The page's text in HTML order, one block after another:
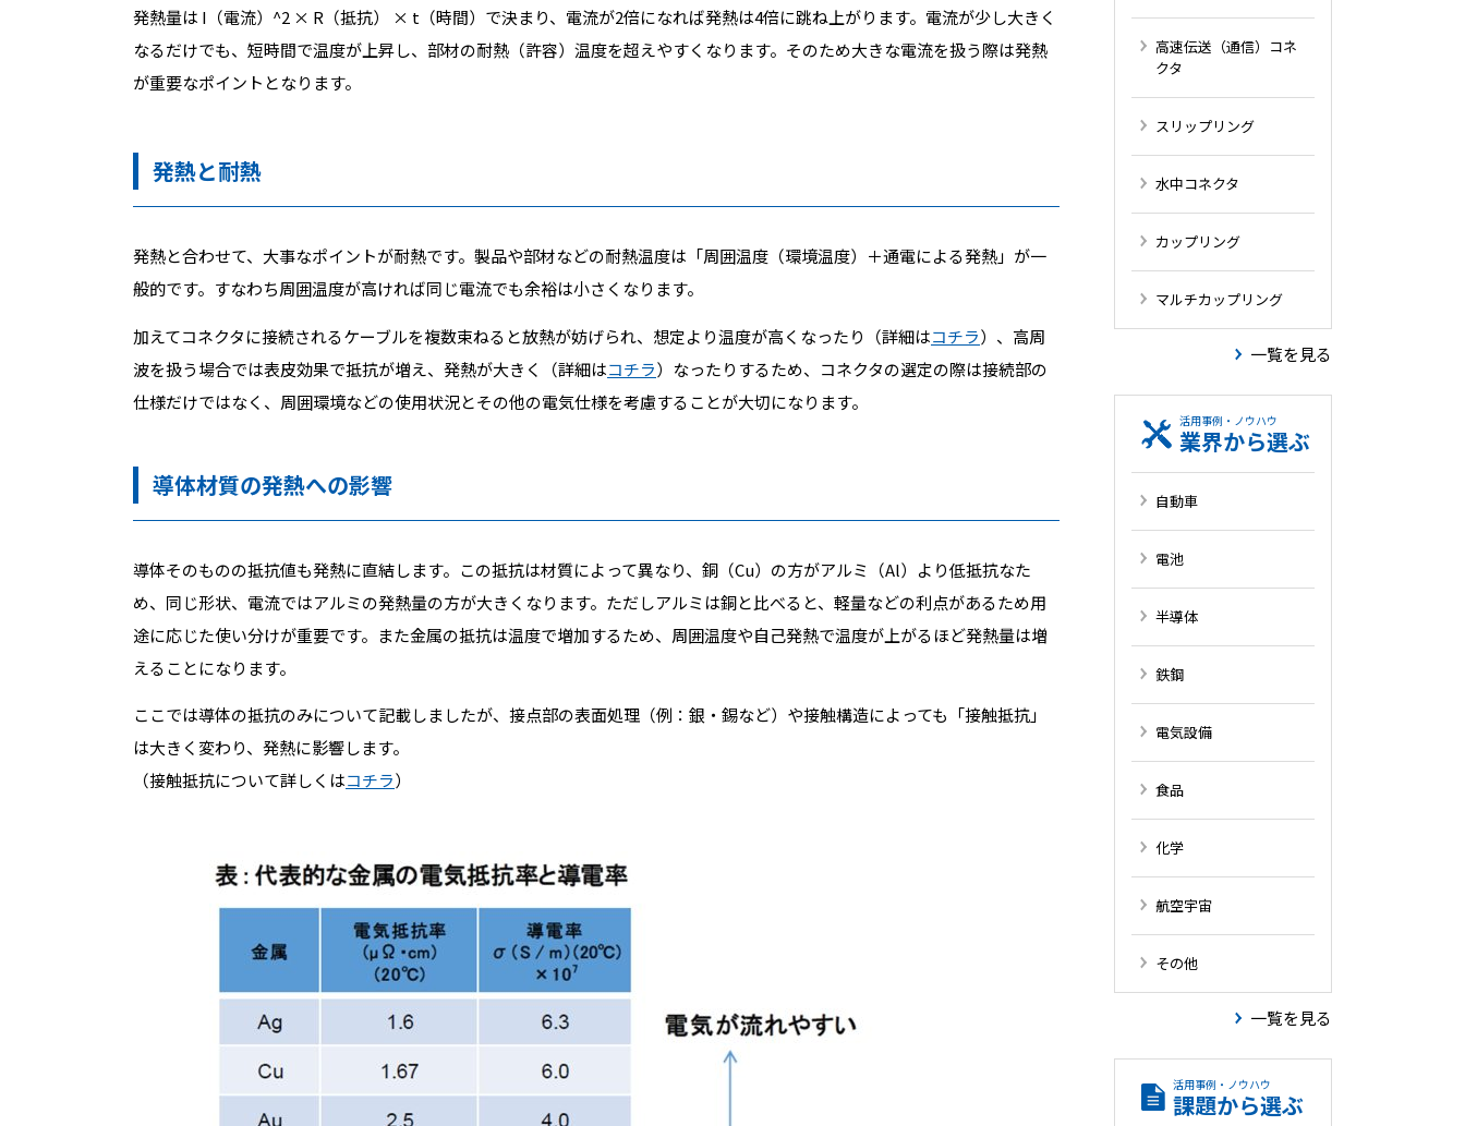
発熱量は I（電流）^2 × R（抵抗） × t（時間）で決まり、電流が2倍になれば発熱は4倍に跳ね上がります。電流が少し大きく
なるだけでも、短時間で温度が上昇し、部材の耐熱（許容）温度を超えやすくなります。そのため大きな電流を扱う際は発熱
が重要なポイントとなります。
発熱と耐熱
発熱と合わせて、大事なポイントが耐熱です。製品や部材などの耐熱温度は「周囲温度（環境温度）＋通電による発熱」が一
般的です。すなわち周囲温度が高ければ同じ電流でも余裕は小さくなります。
加えてコネクタに接続されるケーブルを複数束ねると放熱が妨げられ、想定より温度が高くなったり（詳細はコチラ）、高周
波を扱う場合では表皮効果で抵抗が増え、発熱が大きく（詳細はコチラ）なったりするため、コネクタの選定の際は接続部の
仕様だけではなく、周囲環境などの使用状況とその他の電気仕様を考慮することが大切になります。
導体材質の発熱への影響
導体そのものの抵抗値も発熱に直結します。この抵抗は材質によって異なり、銅（Cu）の方がアルミ（Al）より低抵抗なた
め、同じ形状、電流ではアルミの発熱量の方が大きくなります。ただしアルミは銅と比べると、軽量などの利点があるため用
途に応じた使い分けが重要です。また金属の抵抗は温度で増加するため、周囲温度や自己発熱で温度が上がるほど発熱量は増
えることになります。
ここでは導体の抵抗のみについて記載しましたが、接点部の表面処理（例：銀・錫など）や接触構造によっても「接触抵抗」
は大きく変わり、発熱に影響します。
（接触抵抗について詳しくはコチラ）
高速伝送（通信）コネ
クタ
スリップリング
水中コネクタ
カップリング
マルチカップリング
一覧を見る
活用事例・ノウハウ
業界から選ぶ
自動車
電池
半導体
鉄鋼
電気設備
食品
化学
航空宇宙
その他
一覧を見る
活用事例・ノウハウ
課題から選ぶ